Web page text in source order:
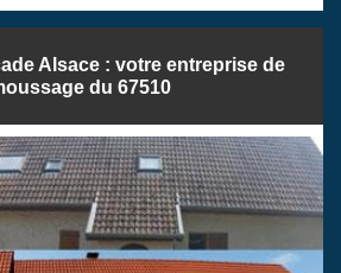
Alsace : votre entreprise de
du 67510